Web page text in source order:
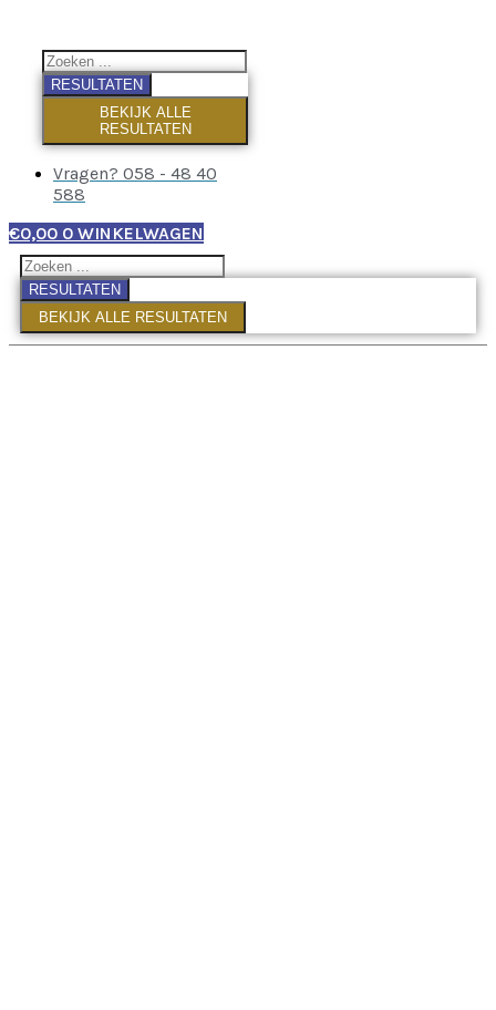
RESULTATEN
BEKIJK ALLE
RESULTATEN
Vragen? 058 - 48 40
588
€0,00 0 WINKELWAGEN
RESULTATEN
BEKIJK ALLE RESULTATEN